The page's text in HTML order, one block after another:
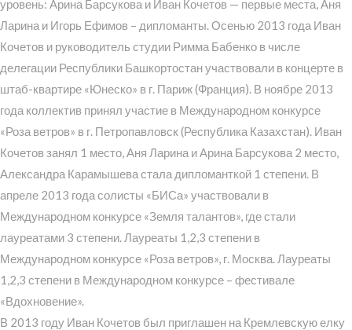
уровень: Арина Барсукова и Иван Кочетов — первые места, Аня
Ларина и Игорь Ефимов – дипломанты. Осенью 2013 года Иван
Кочетов и руководитель студии Римма Бабенко в числе
делегации Республики Башкортостан участвовали в концерте в
штаб-квартире «Юнеско» в г. Париж (Франция). В ноябре 2013
года коллектив принял участие в Международном конкурсе
«Роза ветров» в г. Петропавловск (Республика Казахстан). Иван
Кочетов занял 1 место, Аня Ларина и Арина Барсукова 2 место,
Александра Карамышева стала дипломанткой 1 степени. В
апреле 2013 года солисты «БИСа» участвовали в
Международном конкурсе «Земля талантов», где стали
лауреатами 3 степени. Лауреаты 1,2,3 степени в
Международном конкурсе «Роза ветров», г. Москва. Лауреаты
1,2,3 степени в Международном конкурсе – фестивале
«Вдохновение».
В 2013 году Иван Кочетов был приглашен на Кремлевскую елку